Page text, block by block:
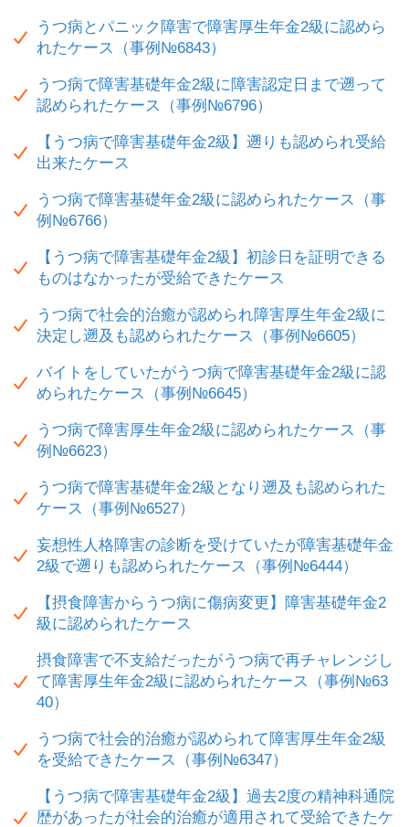
うつ病とパニック障害で障害厚生年金2級に認めら
れたケース（事例№6843）
うつ病で障害基礎年金2級に障害認定日まで遡って
認められたケース（事例№6796）
【うつ病で障害基礎年金2級】遡りも認められ受給
出来たケース
うつ病で障害基礎年金2級に認められたケース（事
例№6766）
【うつ病で障害基礎年金2級】初診日を証明できる
ものはなかったが受給できたケース
うつ病で社会的治癒が認められ障害厚生年金2級に
決定し遡及も認められたケース（事例№6605）
バイトをしていたがうつ病で障害基礎年金2級に認
められたケース（事例№6645）
うつ病で障害厚生年金2級に認められたケース（事
例№6623）
うつ病で障害基礎年金2級となり遡及も認められた
ケース（事例№6527）
妄想性人格障害の診断を受けていたが障害基礎年金
2級で遡りも認められたケース（事例№6444）
【摂食障害からうつ病に傷病変更】障害基礎年金2
級に認められたケース
摂食障害で不支給だったがうつ病で再チャレンジし
て障害厚生年金2級に認められたケース（事例№63
40）
うつ病で社会的治癒が認められて障害厚生年金2級
を受給できたケース（事例№6347）
【うつ病で障害基礎年金2級】過去2度の精神科通院
歴があったが社会的治癒が適用されて受給できたケ